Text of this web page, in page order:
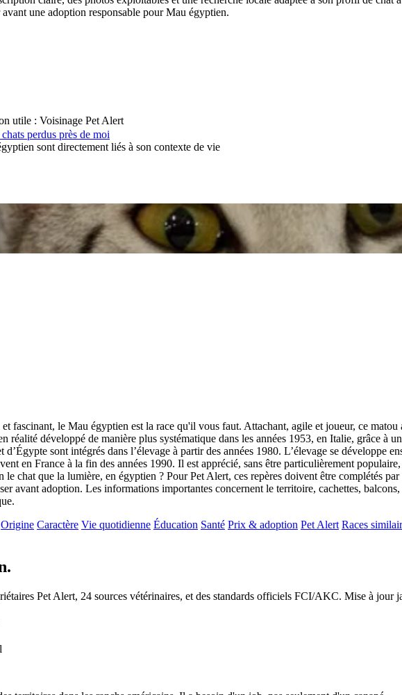
une adoption responsable pour Mau égyptien.
utile : Voisinage Pet Alert
perdus près de moi
sont directement liés à son contexte de vie
fascinant, le Mau égyptien est la race qu'il vous faut. Attachant, agile et joueur, ce
réalité développé de manière plus systématique dans les années 1953, en Italie, grâce à
sont intégrés dans l’élevage à partir des années 1980. L’élevage se développe
en France à la fin des années 1990. Il est apprécié, sans être particulièrement
chat que la lumière, en égyptien ? Pour Pet Alert, ces repères doivent être complétés
avant adoption. Les informations importantes concernent le territoire, cachettes,
Origine Caractère Vie quotidienne Éducation Santé Prix & adoption Pet Alert Races
Pet Alert, 24 sources vétérinaires, et des standards officiels FCI/AKC. Mise à jour